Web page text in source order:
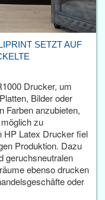
SETZT AUF
Drucker, um
Bilder oder
Farben anzubieten,
zu
HP Latex Drucker fiel
Produktion. Dazu
geruchsneutralen
ebenso drucken
oder